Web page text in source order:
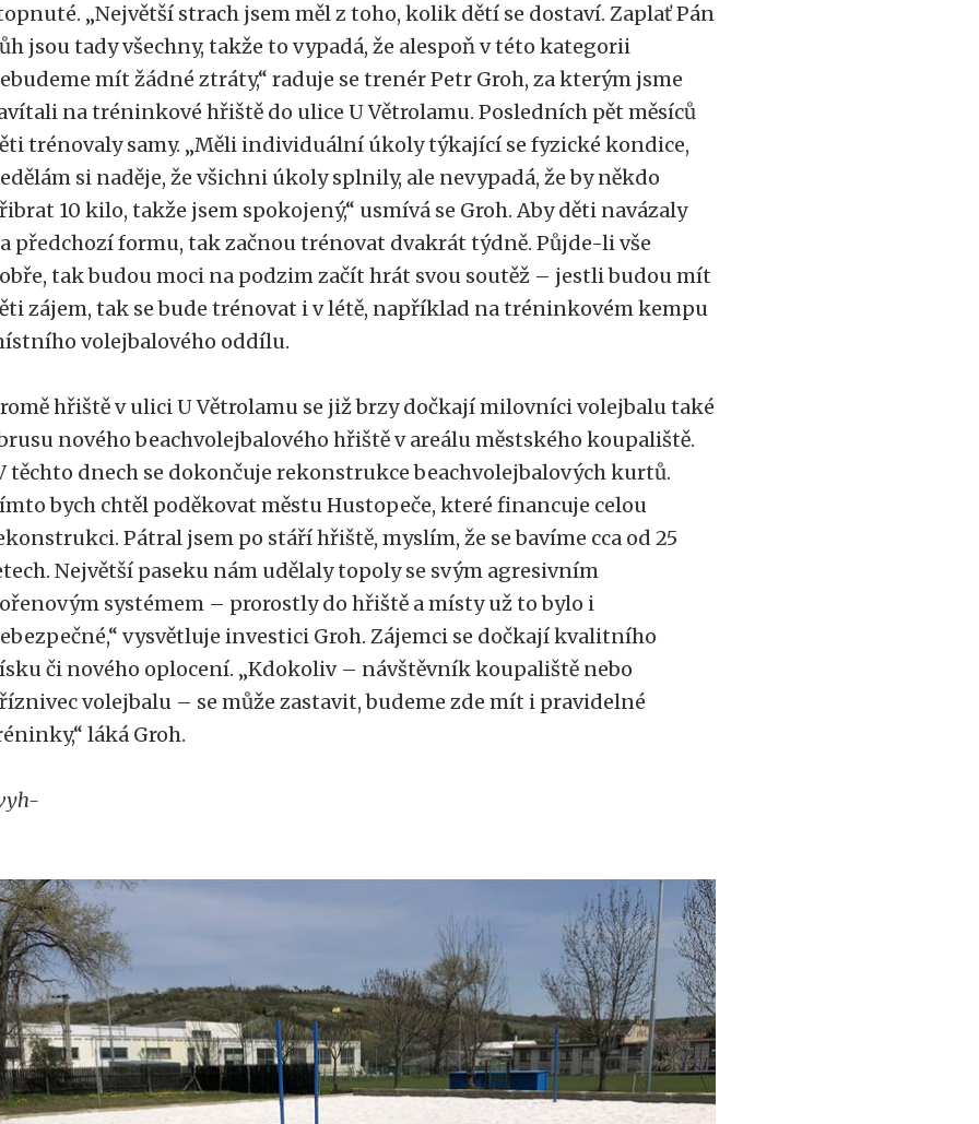
„Největší strach jsem měl z toho, kolik dětí se dostaví. Zaplať Pán
jsou tady všechny, takže to vypadá, že alespoň v této kategorii
mít žádné ztráty,“ raduje se trenér Petr Groh, za kterým jsme
na tréninkové hřiště do ulice U Větrolamu. Posledních pět měsíců
trénovaly samy. „Měli individuální úkoly týkající se fyzické kondice,
si naděje, že všichni úkoly splnily, ale nevypadá, že by někdo
10 kilo, takže jsem spokojený,“ usmívá se Groh. Aby děti navázaly
předchozí formu, tak začnou trénovat dvakrát týdně. Půjde-li vše
tak budou moci na podzim začít hrát svou soutěž – jestli budou mít
zájem, tak se bude trénovat i v létě, například na tréninkovém kempu
volejbalového oddílu.
hřiště v ulici U Větrolamu se již brzy dočkají milovníci volejbalu také
nového beachvolejbalového hřiště v areálu městského koupaliště.
těchto dnech se dokončuje rekonstrukce beachvolejbalových kurtů.
bych chtěl poděkovat městu Hustopeče, které financuje celou
Pátral jsem po stáří hřiště, myslím, že se bavíme cca od 25
Největší paseku nám udělaly topoly se svým agresivním
systémem – prorostly do hřiště a místy už to bylo i
vysvětluje investici Groh. Zájemci se dočkají kvalitního
či nového oplocení. „Kdokoliv – návštěvník koupaliště nebo
volejbalu – se může zastavit, budeme zde mít i pravidelné
láká Groh.